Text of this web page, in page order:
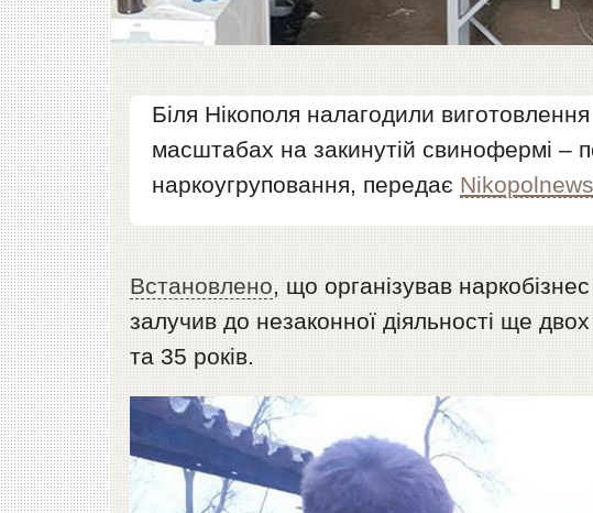
Біля Нікополя налагодили
масштабах на закинутій свинофермі –
наркоугруповання, передає Nikopolnews
Встановлено, що організував
залучив до незаконної діяльності ще
та 35 років.